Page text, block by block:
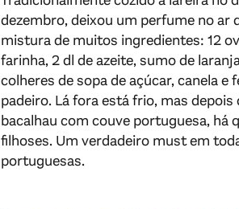
dezembro, deixou um perfume no ar
mistura de muitos ingredientes: 12
farinha, 2 dl de azeite, sumo de
colheres de sopa de açúcar, canela e
padeiro. Lá fora está frio, mas
bacalhau com couve portuguesa, há
filhoses. Um verdadeiro must em
portuguesas.